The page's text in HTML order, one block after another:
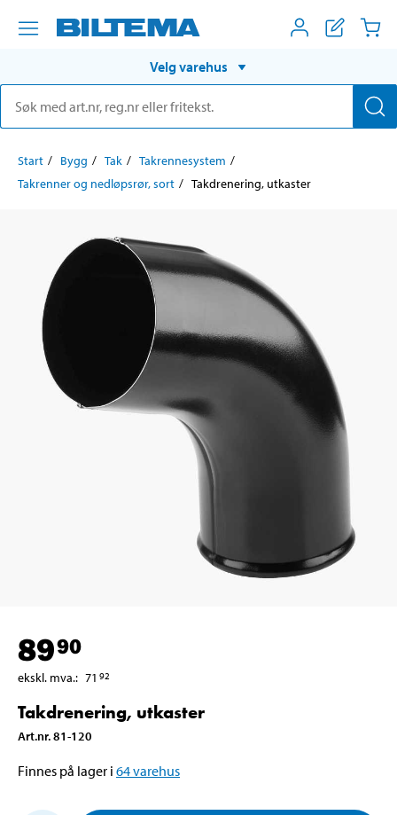
Velg varehus
Start Bygg Tak
Takrennesystem
Takrenner og nedløpsrør, sort
Takdrenering, utkaster
8990
ekskl. mva.: 71 92
Takdrenering, utkaster
Art.nr.81-120
Finnes på lager i 64varehus